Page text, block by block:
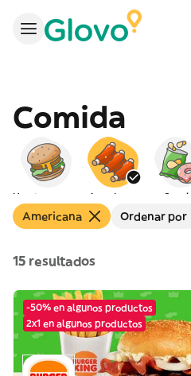
Comida
Americana Snacks
Americana Ordenar por
15 resultados
-50% en algunos productos
2x1 en algunos productos